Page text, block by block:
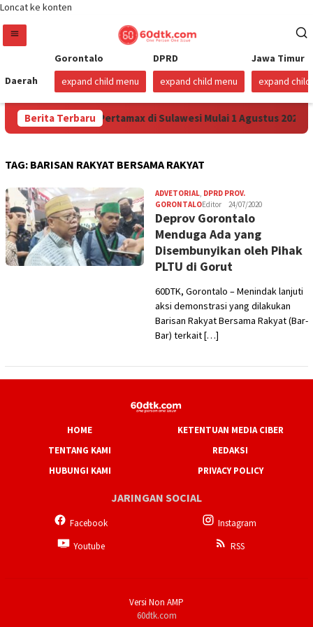
Loncat ke konten
Daerah
Gorontalo
expand child menu
DPRD
expand child menu
Jawa Timur
expand child
Berita Terbaru
Turunkan Harga Pertamax di Sulawesi Mulai 1 Agustus 2026
TAG: BARISAN RAKYAT BERSAMA RAKYAT
ADVETORIAL, DPRD PROV.
GORONTALOEditor 24/07/2020
Deprov Gorontalo
Menduga Ada yang
Disembunyikan oleh Pihak
PLTU di Gorut
60DTK, Gorontalo – Menindak lanjuti
aksi demonstrasi yang dilakukan
Barisan Rakyat Bersama Rakyat (Bar-
Bar) terkait […]
HOME
KETENTUAN MEDIA CIBER
TENTANG KAMI
REDAKSI
HUBUNGI KAMI
PRIVACY POLICY
JARINGAN SOCIAL
Facebook
Instagram
Youtube
RSS
Versi Non AMP
60dtk.com